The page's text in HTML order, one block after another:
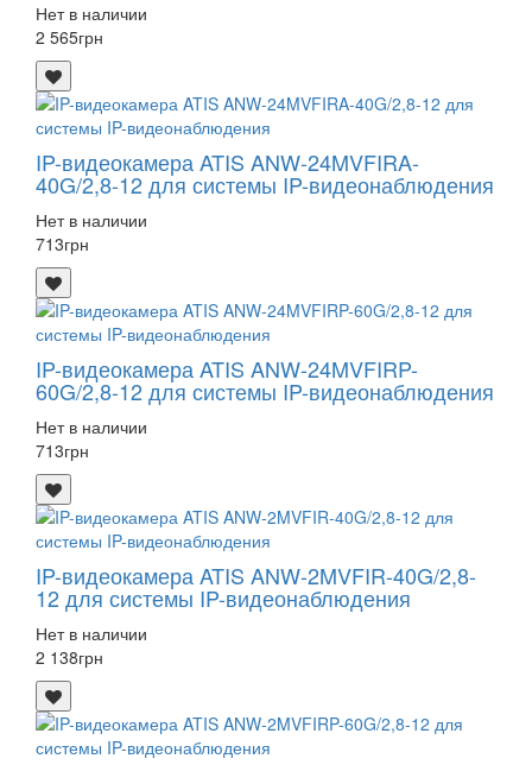
Нет в наличии
2 565грн
IP-видеокамера ATIS ANW-24MVFIRA-
40G/2,8-12 для системы IP-видеонаблюдения
Нет в наличии
713грн
IP-видеокамера ATIS ANW-24MVFIRP-
60G/2,8-12 для системы IP-видеонаблюдения
Нет в наличии
713грн
IP-видеокамера ATIS ANW-2MVFIR-40G/2,8-
12 для системы IP-видеонаблюдения
Нет в наличии
2 138грн